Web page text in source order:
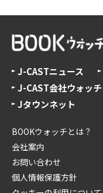
J-CASTニュース
J-CAST会社ウォッチ
Jタウンネット
BOOKウォッチとは？
会社案内
お問い合わせ
個人情報保護方針